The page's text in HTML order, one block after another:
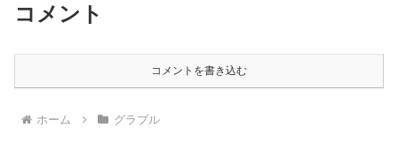
コメント
コメントを書き込む
ホーム グラブル